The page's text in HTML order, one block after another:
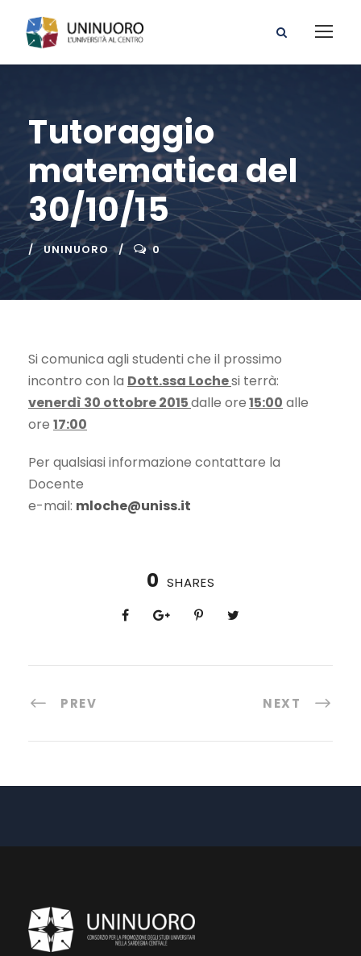
Tutoraggio
matematica del
30/10/15
UNINUORO 0
Si comunica agli studenti che il prossimo
incontro con la Dott.ssa Lochesi terrà:
venerdì 30 ottobre 2015dalle ore15:00 alle
ore 17:00
Per qualsiasi informazione contattare la
Docente
e-mail: mloche@uniss.it
0 SHARES
PREV NEXT